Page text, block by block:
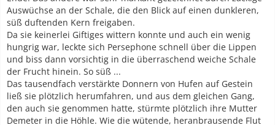
Auswüchse an der Schale, die den Blick auf einen dunkleren,
süß duftenden Kern freigaben.
Da sie keinerlei Giftiges wittern konnte und auch ein wenig
hungrig war, leckte sich Persephone schnell über die Lippen
und biss dann vorsichtig in die überraschend weiche Schale
der Frucht hinein. So süß ...
Das tausendfach verstärkte Donnern von Hufen auf Gestein
ließ sie plötzlich herumfahren, und aus dem gleichen Gang,
den auch sie genommen hatte, stürmte plötzlich ihre Mutter
Demeter in die Höhle. Wie die wütende, heranbrausende Flut